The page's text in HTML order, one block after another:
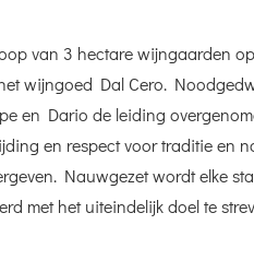
van 3 hectare wijngaarden
wijngoed Dal Cero.
en Dario de leiding
en respect voor traditie en
Nauwgezet wordt elke
met het uiteindelijk doel te